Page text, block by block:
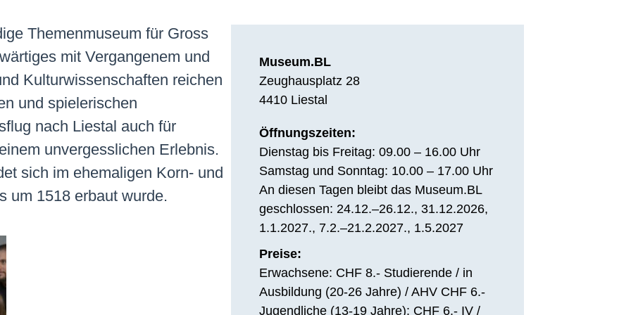
Themenmuseum für Gross
mit Vergangenem und
Kulturwissenschaften reichen
und spielerischen
nach Liestal auch für
unvergesslichen Erlebnis.
sich im ehemaligen Korn- und
um 1518 erbaut wurde.
Museum.BL
Zeughausplatz 28
4410 Liestal
Öffnungszeiten:
Dienstag bis Freitag: 09.00 – 16.00 Uhr
Samstag und Sonntag: 10.00 – 17.00 Uhr
An diesen Tagen bleibt das Museum.BL
geschlossen: 24.12.–26.12., 31.12.2026,
1.1.2027., 7.2.–21.2.2027., 1.5.2027
Preise:
Erwachsene: CHF 8.- Studierende / in
Ausbildung (20-26 Jahre) / AHV CHF 6.-
Jugendliche (13-19 Jahre): CHF 6.- IV /